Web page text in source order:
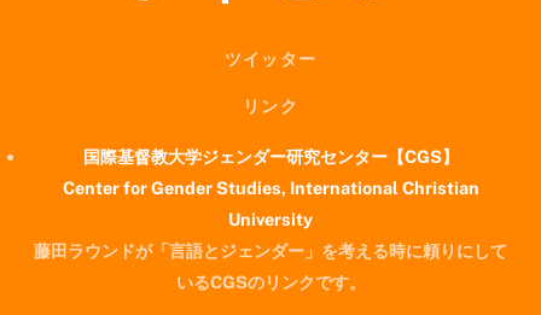
ツイッター
リンク
国際基督教大学ジェンダー研究センター【CGS】
Center for Gender Studies, International Christian
University
藤田ラウンドが「言語とジェンダー」を考える時に頼りにして
いるCGSのリンクです。